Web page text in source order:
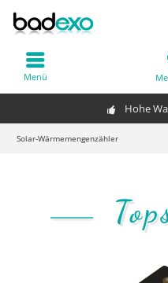
Hohe
Menü
Solar-Wärmemengenzähler